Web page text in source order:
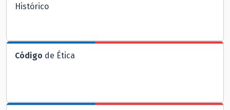
Histórico
Código de Ética